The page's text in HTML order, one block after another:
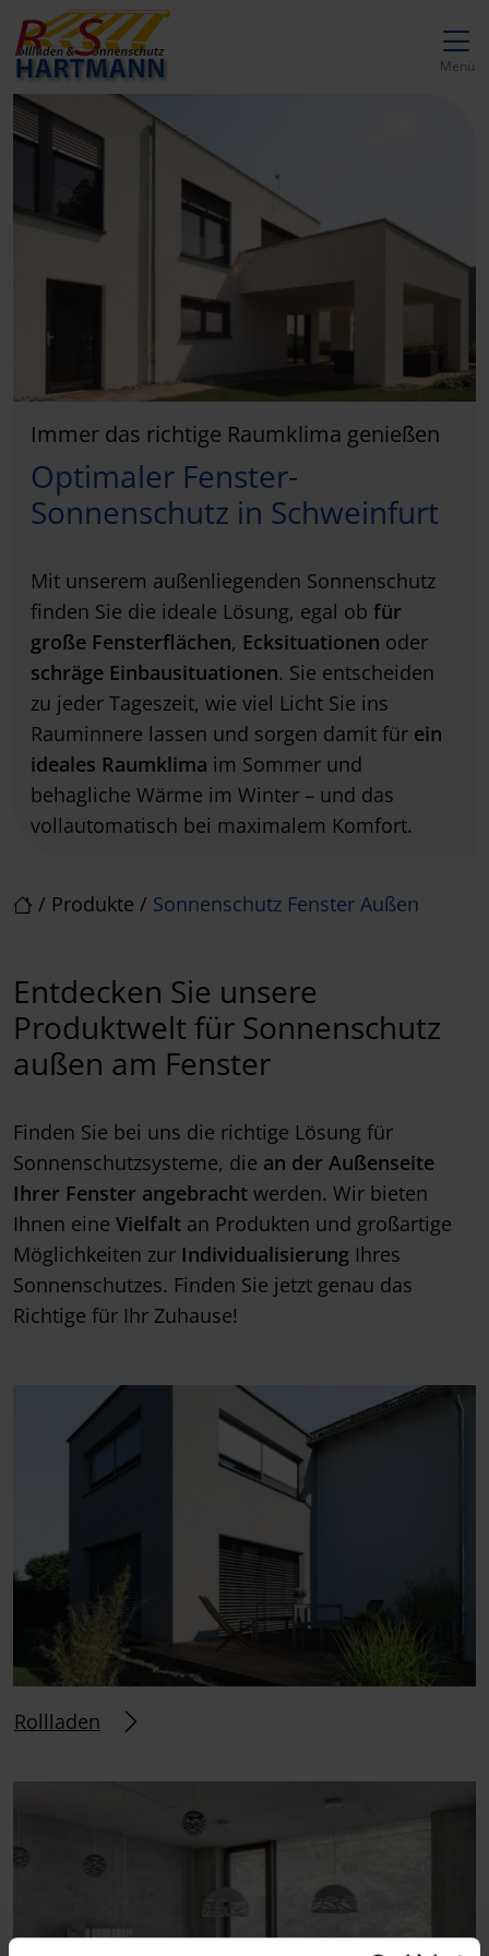
zur Top-Navigation
zur Hauptnavigation
Inhalt springen
zum Footer
Hauptnavigation
Menü
/ Produkte / Sonnenschutz Fenster Außen
Immer das richtige Raumklima genießen
Optimaler Fenster-
Sonnenschutz in Schweinfurt
Mit unserem außenliegenden Sonnenschutz
finden Sie die ideale Lösung, egal ob für
große Fensterflächen, Ecksituationen oder
schräge Einbausituationen. Sie entscheiden
zu jeder Tageszeit, wie viel Licht Sie ins
Rauminnere lassen und sorgen damit für ein
ideales Raumklima im Sommer und
behagliche Wärme im Winter – und das
vollautomatisch bei maximalem Komfort.
Entdecken Sie unsere
Produktwelt für Sonnenschutz
außen am Fenster
Finden Sie bei uns die richtige Lösung für
Sonnenschutzsysteme, die an der Außenseite
Ihrer Fenster angebracht werden. Wir bieten
Ihnen eine Vielfalt an Produkten und großartige
Möglichkeiten zur Individualisierung Ihres
Sonnenschutzes. Finden Sie jetzt genau das
Richtige für Ihr Zuhause!
Rollladen